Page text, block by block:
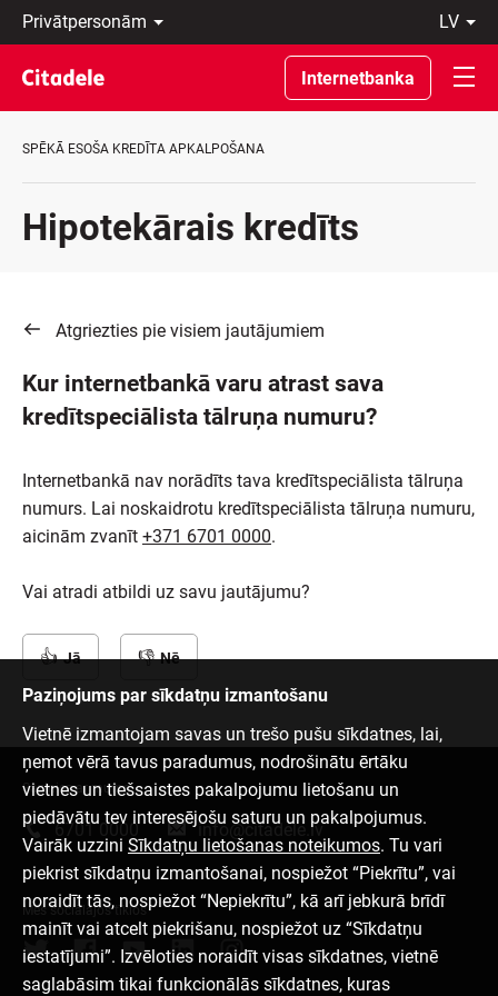
Privātpersonām
Uzņēmumiem
Private
Banking
Par
C
lv
Latviski
По-
русски
In
Internetbanka
SPĒKĀ ESOŠA KREDĪTA APKALPOŠANA
Hipotekārais kredīts
Atgriezties pie visiem jautājumiem
Kur internetbankā varu atrast sava
kredītspeciālista tālruņa numuru?
Internetbankā nav norādīts tava kredītspeciālista tālruņa
numurs. Lai noskaidrotu kredītspeciālista tālruņa numuru,
aicinām zvanīt +371 6701 0000.
Vai atradi atbildi uz savu jautājumu?
Jā Nē
Paziņojums par sīkdatņu izmantošanu
Vietnē izmantojam savas un trešo pušu sīkdatnes, lai,
ņemot vērā tavus paradumus, nodrošinātu ērtāku
vietnes un tiešsaistes pakalpojumu lietošanu un
piedāvātu tev interesējošu saturu un pakalpojumus.
Vairāk uzzini Sīkdatņu lietošanas noteikumos. Tu vari
piekrist sīkdatņu izmantošanai, nospiežot “Piekrītu”, vai
noraidīt tās, nospiežot “Nepiekrītu”, kā arī jebkurā brīdī
mainīt vai atcelt piekrišanu, nospiežot uz “Sīkdatņu
iestatījumi”. Izvēloties noraidīt visas sīkdatnes, vietnē
saglabāsim tikai funkcionālās sīkdatnes, kuras
Sazinies ar mums
6701 0000 info@citadele.lv
Mēs sociālajos tīklos